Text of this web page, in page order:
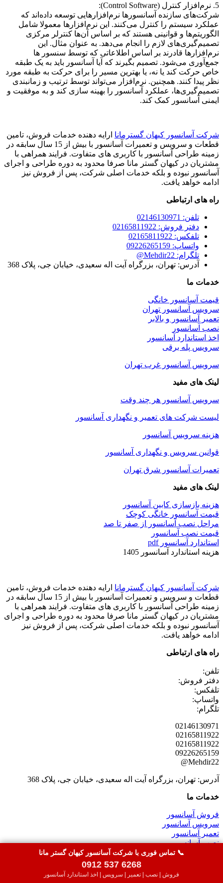
5. نرم‌افزار کنترل (Control Software):
شرکت‌های سازنده آسانسورها نرم‌افزارهایی توسعه داده‌اند که
عملکرد سیستم را کنترل می‌کنند. این نرم‌افزارها معمولا شامل
الگوریتم‌ها و قوانینی هستند که بر اساس آن‌ها کنترلر مرکزی
تصمیم‌گیری‌های لازم را انجام می‌دهد. به عنوان مثال. این
نرم‌افزارها قادرند بر اساس اطلاعاتی که توسط سنسور ها
جمع‌آوری می‌شود. تصمیم بگیرند که آیا آسانسور باید به یک طبقه
خاص حرکت کند یا نه، یا بهترین مسیر را برای حرکت به طبقه مورد
نظر پیدا کنند. همچنین. نرم‌افزار می‌تواند توسط ترتیب و زمانبندی
تصمیم‌گیری‌ها، عملکرد آسانسور را بهینه سازی کند و به موفقیت و
ایمنی آسانسور کمک کند.
شرکت آسانسور کیهان گسترمانا ارایه دهنده خدمات فروش، تامین
قطعات و سرویس و تعمیرات آسانسور با بیش از 15 سال سابقه در
زمینه طراحی آسانسور با کاربری های متفاوت. فرایند همراهی با
مشتریان در کیهان گستر مانا صرفا محدود به دوره طراحی و اجرای
آسانسور نبوده و بلکه خدمات اصلی شرکت، پس از فروش نیز
ادامه خواهد یافت.
راه های ارتباطی
تلفن: 02146130971
دفتر فروش: 02165811922
تلفکس: 02165811922
واتساپ: 09226265159
تلگرام: Mehdir22@
آدرس: تهران، بزرگراه آیت اله سعیدی، خیابان جی، پلاک 368
خدمات ما
قیمت آسانسور خانگی
سرویس آسانسور تهران
تعمیر آسانسور و بالابر
نصب آسانسور
اخذ استاندارد آسانسور
سرویس پله برقی
سرویس آسانسور غرب تهران
لینک های مفید
سرویس آسانسور هر چند وقت
لیست شرکت های تعمیر و نگهداری آسانسور
هزینه سرویس آسانسور
قوانین سرویس و نگهداری آسانسور
تعمیرات آسانسور شرق تهران
لینک های مفید
هزینه بازسازی کابین آسانسور
قیمت آسانسور خانگی کوچک
مراحل نصب آسانسور از صفر تا صد
قیمت نصب آسانسور
استاندارد آسانسور pdf
هزینه استاندارد آسانسور 1405
شرکت آسانسور کیهان گسترمانا ارایه دهنده خدمات فروش، تامین
قطعات و سرویس و تعمیرات آسانسور با بیش از 15 سال سابقه در
زمینه طراحی آسانسور با کاربری های متفاوت. فرایند همراهی با
مشتریان در کیهان گستر مانا صرفا محدود به دوره طراحی و اجرای
آسانسور نبوده و بلکه خدمات اصلی شرکت، پس از فروش نیز
ادامه خواهد یافت.
راه های ارتباطی
تلفن:
دفتر فروش:
تلفکس:
واتساپ:
تلگرام:
02146130971
02165811922
02165811922
09226265159
Mehdir22@
آدرس: تهران، بزرگراه آیت اله سعیدی، خیابان جی، پلاک 368
خدمات ما
فروش آسانسور
سرویس آسانسور
تعمیر آسانسور
نصب آسانسور
اخذ استاندارد آسانسور
© تمامی حقوق این سایت برایشرکت آسانسور کیهان گستر
📞 تماس فوری با شرکت آسانسور کیهان گستر مانا
0912 537 6268
فروش | نصب | تعمیر | سرویس | اخذ استاندارد آسانسور